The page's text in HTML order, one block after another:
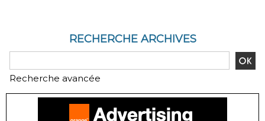
RECHERCHE ARCHIVES
Recherche avancée